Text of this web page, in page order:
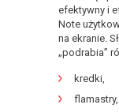
efektywny i
Note
na ekranie.
„podrabia”
kredki,
flamastry,